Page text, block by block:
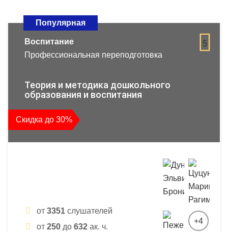
Популярная
5
Воспитание
Профессиональная переподготовка
Теория и методика дошкольного
образования и воспитания
Скидка до 30%
от 3351 слушателей
от 250 до 632 ак. ч.
+4